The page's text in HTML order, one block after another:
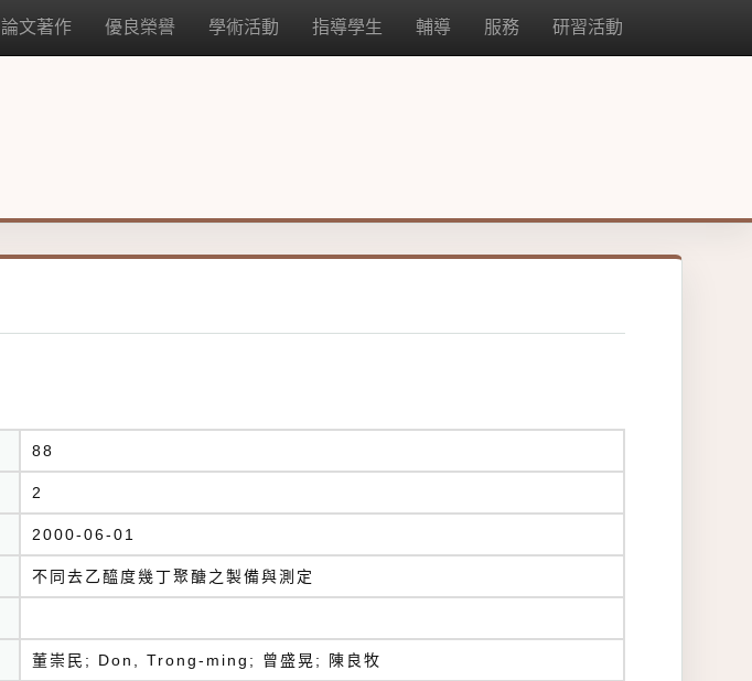
論文著作 優良榮譽 學術活動 指導學生 輔導 服務 研習活動
88
2
2000-06-01
不同去乙醯度幾丁聚醣之製備與測定
董崇民; Don, Trong-ming; 曾盛晃; 陳良牧